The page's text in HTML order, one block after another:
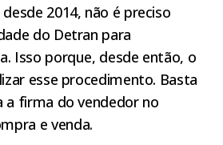
2014, não é preciso
do Detran para
Isso porque, desde então, o
esse procedimento. Basta
a firma do vendedor no
e venda.